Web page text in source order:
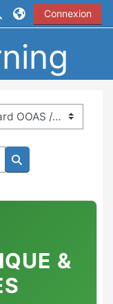
Activer/désactiver
Connexion
Chercher dans les
&